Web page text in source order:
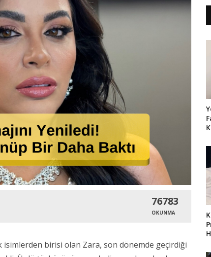
76783
OKUNMA
birisi olan Zara, son dönemde geçirdiği